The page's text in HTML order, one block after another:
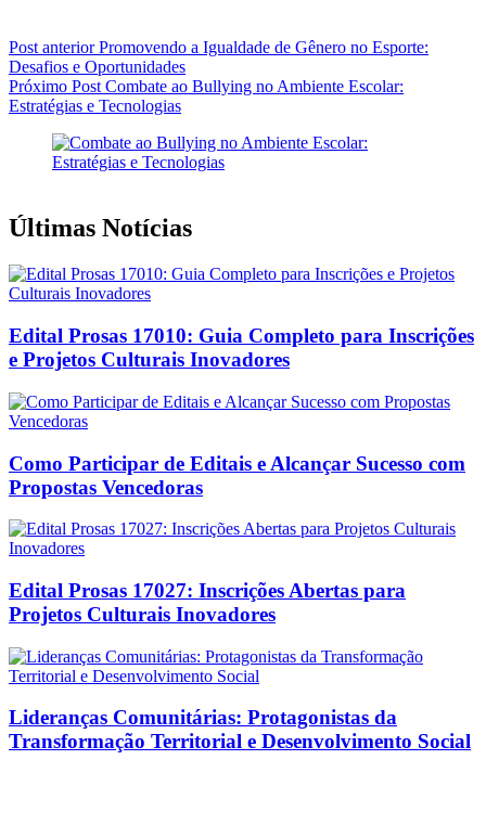
Post anteriorPromovendo a Igualdade de Gênero no Esporte:
Desafios e Oportunidades
Próximo Post Combate ao Bullying no Ambiente Escolar:
Estratégias e Tecnologias
Últimas Notícias
Edital Prosas 17010: Guia Completo para Inscrições
e Projetos Culturais Inovadores
Como Participar de Editais e Alcançar Sucesso com
Propostas Vencedoras
Edital Prosas 17027: Inscrições Abertas para
Projetos Culturais Inovadores
Lideranças Comunitárias: Protagonistas da
Transformação Territorial e Desenvolvimento Social